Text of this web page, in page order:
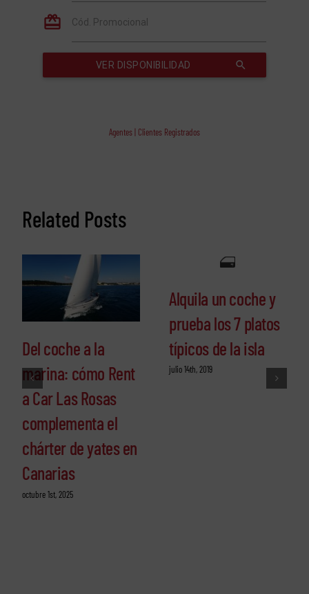
Agentes | Clientes Registrados
Related Posts
Del coche a la
marina: cómo Rent
a Car Las Rosas
complementa el
chárter de yates en
Canarias
octubre 1st, 2025
Alquila un coche y
prueba los 7 platos
típicos de la isla
julio 14th, 2019